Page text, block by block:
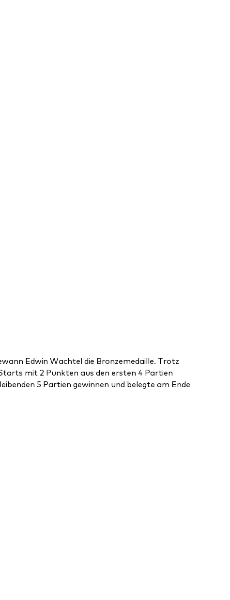
Edwin Wachtel die Bronzemedaille. Trotz
mit 2 Punkten aus den ersten 4 Partien
5 Partien gewinnen und belegte am Ende